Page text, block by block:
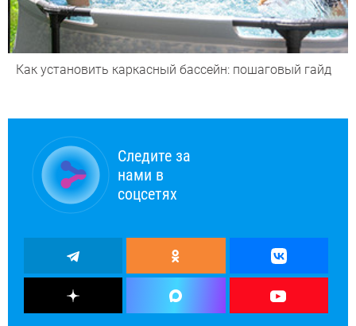
Как установить каркасный бассейн: пошаговый гайд
Следите за
нами в
соцсетях